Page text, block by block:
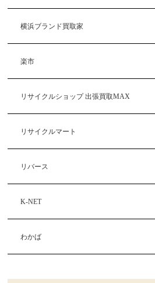
横浜ブランド買取家
楽市
リサイクルショップ 出張買取MAX
リサイクルマート
リバース
K-NET
わかば